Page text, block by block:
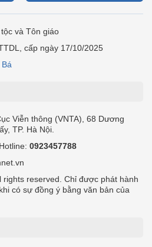
và Tôn giáo
cấp ngày 17/10/2025
Viễn thông (VNTA), 68 Dương
TP. Hà Nội.
0923457788
rights reserved. Chỉ được phát hành
có sự đồng ý bằng văn bản của